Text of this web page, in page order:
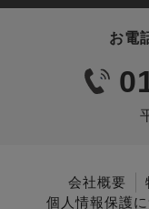
お電
会社概要
個人情報保護